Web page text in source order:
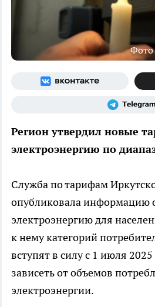
Фото
Регион утвердил новые
электроэнергию по
Служба по тарифам
опубликовала информацию
электроэнергию для
к нему категорий
вступят в силу с 1 июля 2025
зависеть от объемов
электроэнергии.